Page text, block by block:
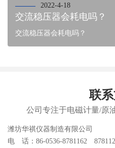
2022-4-18
交流稳压器会耗电吗？
交流稳压器会耗电吗？
联
公司专注于电磁计量/原
潍坊华祺仪器制造有限公司
电 话：86-0536-8781162